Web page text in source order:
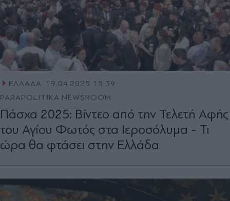
ΕΛΛΑΔΑ 19.04.2025 15:39
PARAPOLITIKA NEWSROOM
Πάσχα 2025: Βίντεο από την Τελετή Αφής
του Αγίου Φωτός στα Ιεροσόλυμα - Τι
ώρα θα φτάσει στην Ελλάδα